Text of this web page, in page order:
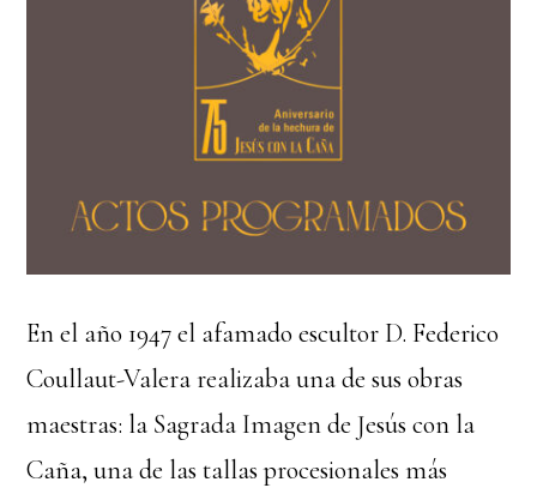
En el año 1947 el afamado escultor D. Federico
Coullaut-Valera realizaba una de sus obras
maestras: la Sagrada Imagen de Jesús con la
Caña, una de las tallas procesionales más